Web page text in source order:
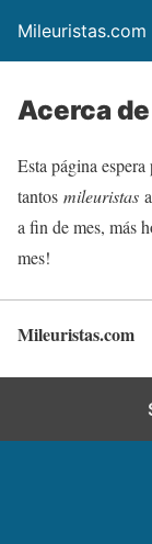
Mileuristas.com
Acerca de
Esta página
tantos mileuristas
a fin de mes, más
mes!
Mileuristas.com